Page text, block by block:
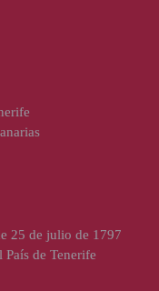
25 de julio de 1797
de Tenerife